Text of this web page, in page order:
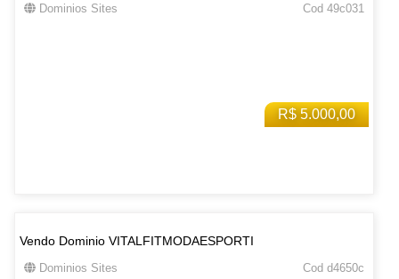
R$ 5.000,00
Dominios Sites Cod 49c031
Vendo Dominio VITALFITMODAESPORTI
Dominios Sites Cod d4650c